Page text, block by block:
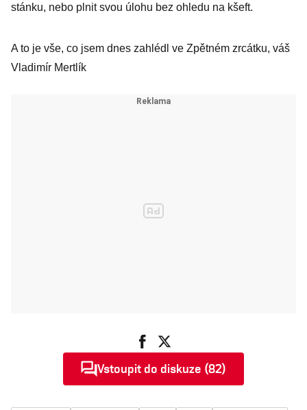
stánku, nebo plnit svou úlohu bez ohledu na kšeft.
A to je vše, co jsem dnes zahlédl ve Zpětném zrcátku, váš
Vladimír Mertlík
Vstoupit do diskuze (82)